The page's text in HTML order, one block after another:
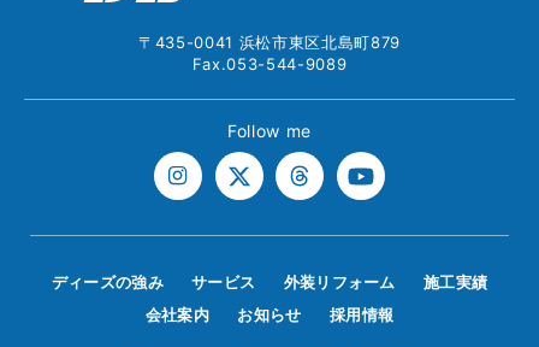
〒435-0041 浜松市東区北島町879
Fax.053-544-9089
Follow me
ディーズの強み サービス 外装リフォーム
施工実績
会社案内
お知らせ 採用情報